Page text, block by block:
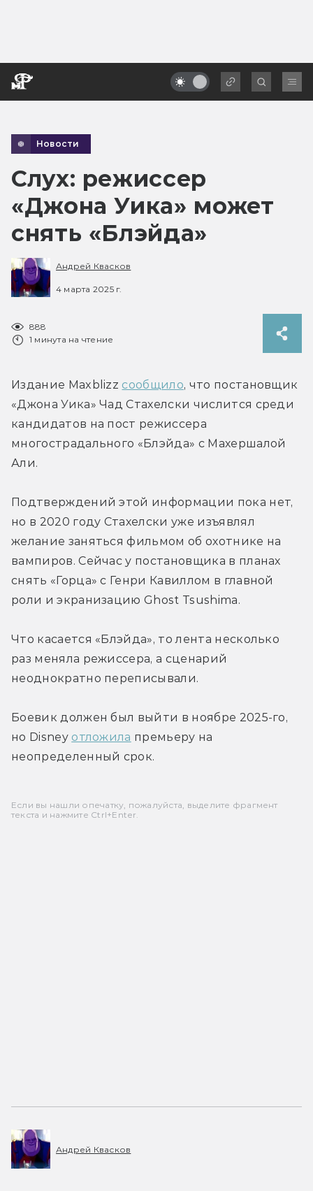
Новости
Слух: режиссер
«Джона Уика» может
снять «Блэйда»
Андрей Квасков
4 марта 2025 г.
888
1 минута на чтение
Издание Maxblizz сообщило, что постановщик
«Джона Уика» Чад Стахелски числится среди
кандидатов на пост режиссера
многострадального «Блэйда» с Махершалой
Али.
Подтверждений этой информации пока нет,
но в 2020 году Стахелски уже изъявлял
желание заняться фильмом об охотнике на
вампиров. Сейчас у постановщика в планах
снять «Горца» с Генри Кавиллом в главной
роли и экранизацию Ghost Tsushima.
Что касается «Блэйда», то лента несколько
раз меняла режиссера, а сценарий
неоднократно переписывали.
Боевик должен был выйти в ноябре 2025-го,
но Disney отложила премьеру на
неопределенный срок.
Если вы нашли опечатку, пожалуйста, выделите фрагмент
текста и нажмите Ctrl+Enter.
Андрей Квасков